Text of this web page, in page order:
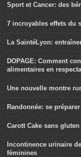
Sport et Cancer: des
7 incroyables effets du
La SaintéLyon:
DOPAGE: Comment
alimentaires en
Une nouvelle montre
Randonnée: se
Carott Cake sans gluten
Incontinence urinaire
féminines